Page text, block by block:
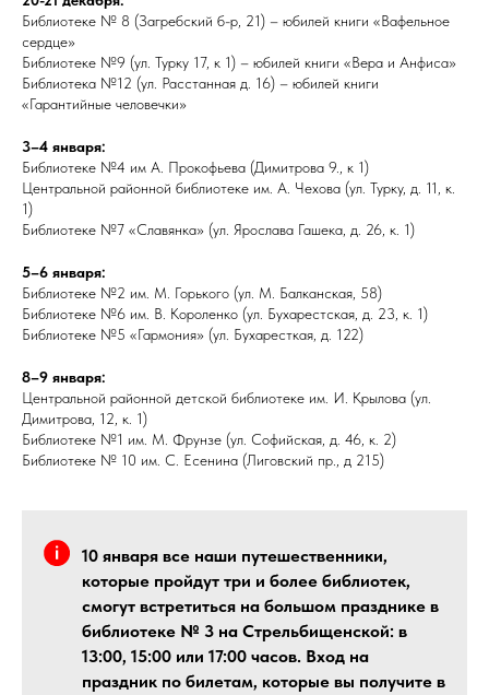
Библиотеке № 8 (Загребский б-р, 21) – юбилей книги «Вафельное
сердце»
Библиотеке №9 (ул. Турку 17, к 1) – юбилей книги «Вера и Анфиса»
Библиотека №12 (ул. Расстанная д. 16) – юбилей книги
«Гарантийные человечки»
3–4 января:
Библиотеке №4 им А. Прокофьева (Димитрова 9., к 1)
Центральной районной библиотеке им. А. Чехова (ул. Турку, д. 11, к.
1)
Библиотеке №7 «Славянка» (ул. Ярослава Гашека, д. 26, к. 1)
5–6 января:
Библиотеке №2 им. М. Горького (ул. М. Балканская, 58)
Библиотеке №6 им. В. Короленко (ул. Бухарестская, д. 23, к. 1)
Библиотеке №5 «Гармония» (ул. Бухаресткая, д. 122)
8–9 января:
Центральной районной детской библиотеке им. И. Крылова (ул.
Димитрова, 12, к. 1)
Библиотеке №1 им. М. Фрунзе (ул. Софийская, д. 46, к. 2)
Библиотеке № 10 им. С. Есенина (Лиговский пр., д 215)
10 января все наши путешественники,
которые пройдут три и более библиотек,
смогут встретиться на большом празднике в
библиотеке № 3 на Стрельбищенской: в
13:00, 15:00 или 17:00 часов. Вход на
праздник по билетам, которые вы получите в